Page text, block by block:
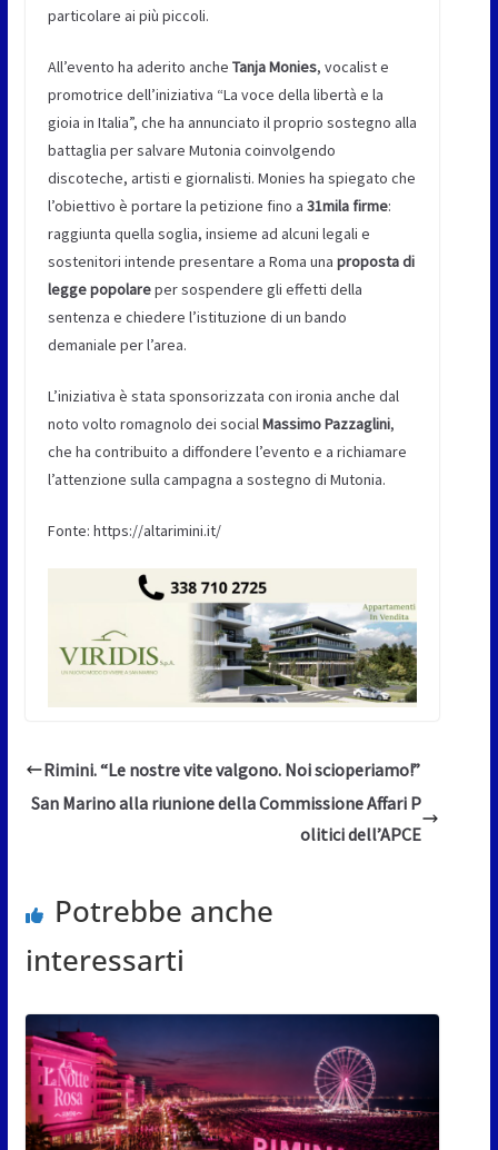
particolare ai più piccoli.
All’evento ha aderito anche Tanja Monies, vocalist e
promotrice dell’iniziativa “La voce della libertà e la
gioia in Italia”, che ha annunciato il proprio sostegno alla
battaglia per salvare Mutonia coinvolgendo
discoteche, artisti e giornalisti. Monies ha spiegato che
l’obiettivo è portare la petizione fino a 31mila firme:
raggiunta quella soglia, insieme ad alcuni legali e
sostenitori intende presentare a Roma una proposta di
legge popolareper sospendere gli effetti della
sentenza e chiedere l’istituzione di un bando
demaniale per l’area.
L’iniziativa è stata sponsorizzata con ironia anche dal
noto volto romagnolo dei socialMassimo Pazzaglini,
che ha contribuito a diffondere l’evento e a richiamare
l’attenzione sulla campagna a sostegno di Mutonia.
Fonte: https://altarimini.it/
Rimini. “Le nostre vite valgono. Noi scioperiamo!”
San Marino alla riunione della Commissione Affari P
olitici dell’APCE
Potrebbe anche
interessarti